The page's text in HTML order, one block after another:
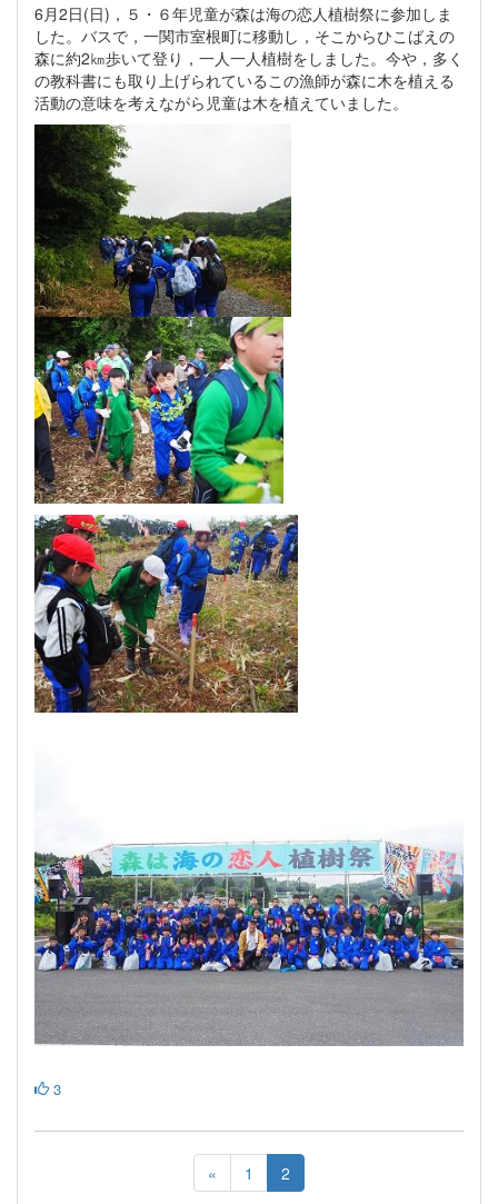
6月2日(日)，５・６年児童が森は海の恋人植樹祭に参加しま
した。バスで，一関市室根町に移動し，そこからひこばえの
森に約2㎞歩いて登り，一人一人植樹をしました。今や，多く
の教科書にも取り上げられているこの漁師が森に木を植える
活動の意味を考えながら児童は木を植えていました。
3
« 1 2